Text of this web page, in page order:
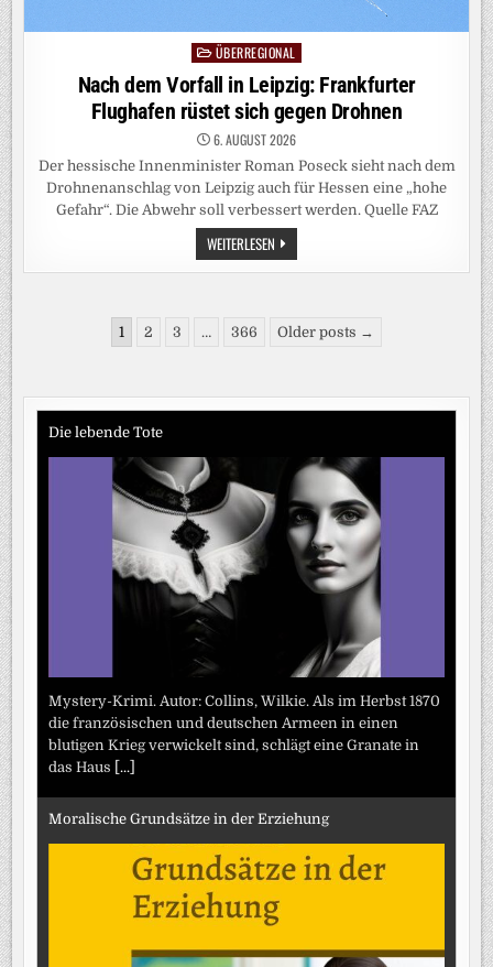
Posted
in
ÜBERREGIONAL
Nach dem Vorfall in Leipzig: Frankfurter
Flughafen rüstet sich gegen Drohnen
6. AUGUST 2026
Der hessische Innenminister Roman Poseck sieht nach dem
Drohnenanschlag von Leipzig auch für Hessen eine „hohe
Gefahr“. Die Abwehr soll verbessert werden. Quelle FAZ
WEITERLESEN NACH
DEM
VORFALL
FLUGHAFEN
RÜSTET
Seitennummerierung
Beiträge
1 2 3 … 366 Older posts →
Die lebende Tote
Mystery-Krimi. Autor: Collins, Wilkie. Als im Herbst 1870
die französischen und deutschen Armeen in einen
blutigen Krieg verwickelt sind, schlägt eine Granate in
das Haus [...]
Moralische Grundsätze in der Erziehung